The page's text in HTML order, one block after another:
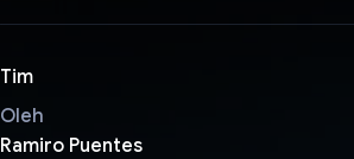
Tim
Oleh
Ramiro Puentes